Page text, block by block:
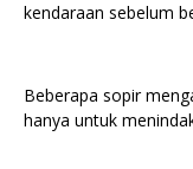
kendaraan sebelum
Beberapa sopir
hanya untuk